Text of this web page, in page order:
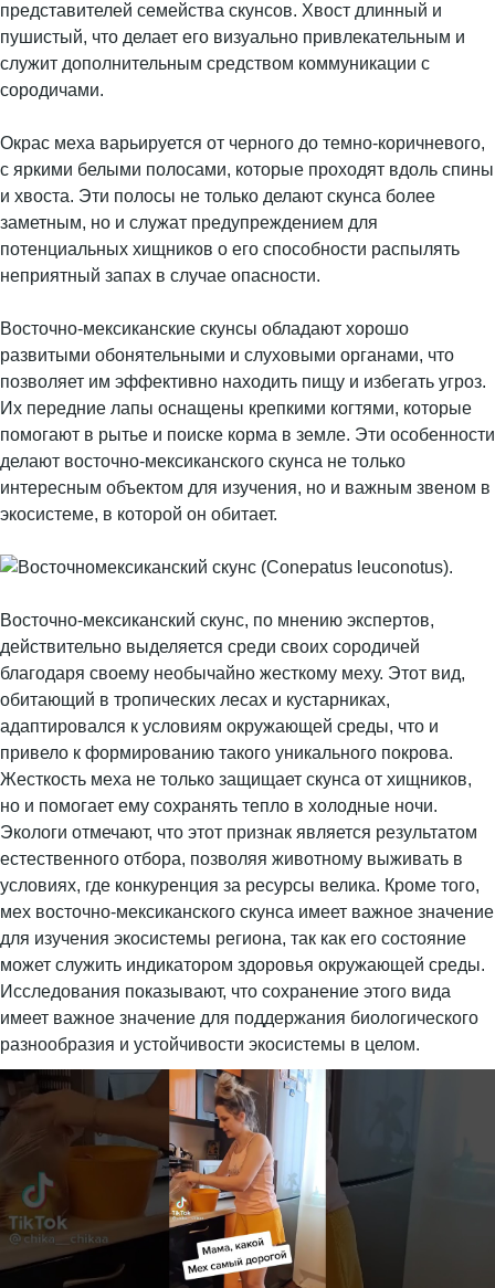
представителей семейства скунсов. Хвост длинный и
пушистый, что делает его визуально привлекательным и
служит дополнительным средством коммуникации с
сородичами.
Окрас меха варьируется от черного до темно-коричневого,
с яркими белыми полосами, которые проходят вдоль спины
и хвоста. Эти полосы не только делают скунса более
заметным, но и служат предупреждением для
потенциальных хищников о его способности распылять
неприятный запах в случае опасности.
Восточно-мексиканские скунсы обладают хорошо
развитыми обонятельными и слуховыми органами, что
позволяет им эффективно находить пищу и избегать угроз.
Их передние лапы оснащены крепкими когтями, которые
помогают в рытье и поиске корма в земле. Эти особенности
делают восточно-мексиканского скунса не только
интересным объектом для изучения, но и важным звеном в
экосистеме, в которой он обитает.
Восточно-мексиканский скунс, по мнению экспертов,
действительно выделяется среди своих сородичей
благодаря своему необычайно жесткому меху. Этот вид,
обитающий в тропических лесах и кустарниках,
адаптировался к условиям окружающей среды, что и
привело к формированию такого уникального покрова.
Жесткость меха не только защищает скунса от хищников,
но и помогает ему сохранять тепло в холодные ночи.
Экологи отмечают, что этот признак является результатом
естественного отбора, позволяя животному выживать в
условиях, где конкуренция за ресурсы велика. Кроме того,
мех восточно-мексиканского скунса имеет важное значение
для изучения экосистемы региона, так как его состояние
может служить индикатором здоровья окружающей среды.
Исследования показывают, что сохранение этого вида
имеет важное значение для поддержания биологического
разнообразия и устойчивости экосистемы в целом.